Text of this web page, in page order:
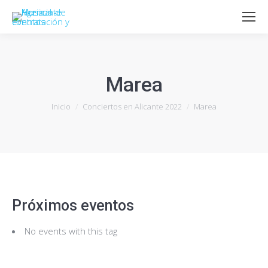
Marea
Estás aquí:
Inicio Conciertos en Alicante 2022 Marea
Próximos eventos
No events with this tag